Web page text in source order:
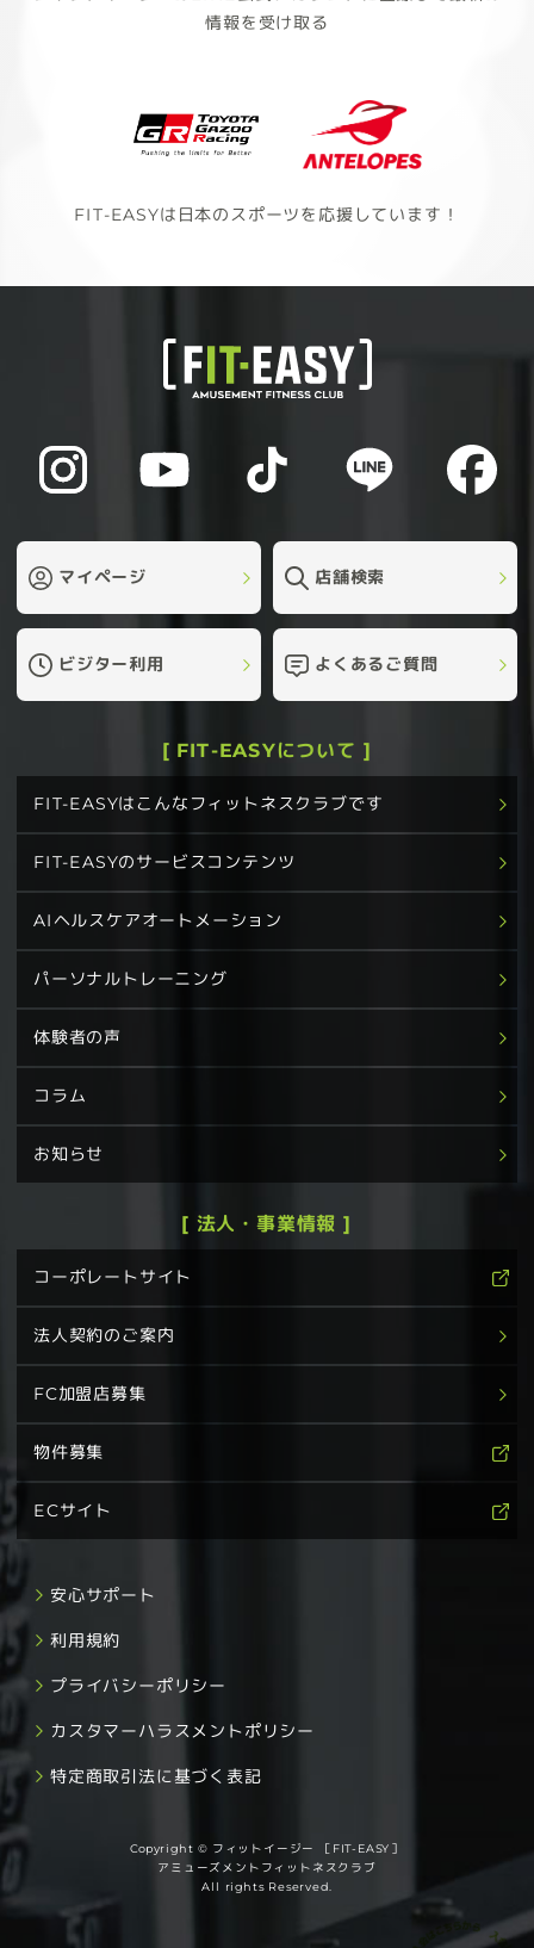
情報を受け取る
FIT-EASYは日本のスポーツを応援しています！
マイページ 店舗検索
ビジター利用 よくあるご質問
[ FIT-EASYについて ]
FIT-EASYはこんなフィットネスクラブです
FIT-EASYのサービスコンテンツ
AIヘルスケアオートメーション
パーソナルトレーニング
体験者の声
コラム
お知らせ
[ 法人・事業情報 ]
コーポレートサイト
法人契約のご案内
FC加盟店募集
物件募集
ECサイト
安心サポート
利用規約
プライバシーポリシー
カスタマーハラスメントポリシー
特定商取引法に基づく表記
Copyright © フィットイージー ［FIT-EASY］
アミューズメントフィットネスクラブ
All rights Reserved.